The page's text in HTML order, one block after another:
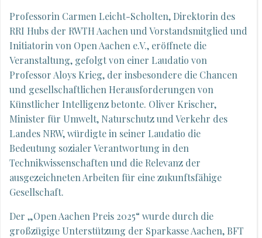
Professorin Carmen Leicht-Scholten, Direktorin des
RRI Hubs der RWTH Aachen und Vorstandsmitglied und
Initiatorin von Open Aachen e.V., eröffnete die
Veranstaltung, gefolgt von einer Laudatio von
Professor Aloys Krieg, der insbesondere die Chancen
und gesellschaftlichen Herausforderungen von
Künstlicher Intelligenz betonte. Oliver Krischer,
Minister für Umwelt, Naturschutz und Verkehr des
Landes NRW, würdigte in seiner Laudatio die
Bedeutung sozialer Verantwortung in den
Technikwissenschaften und die Relevanz der
ausgezeichneten Arbeiten für eine zukunftsfähige
Gesellschaft.
Der „Open Aachen Preis 2025“ wurde durch die
großzügige Unterstützung der Sparkasse Aachen, BFT